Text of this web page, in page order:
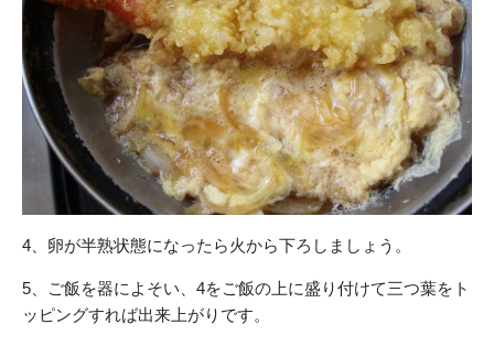
4、卵が半熟状態になったら火から下ろしましょう。
5、ご飯を器によそい、4をご飯の上に盛り付けて三つ葉をト
ッピングすれば出来上がりです。